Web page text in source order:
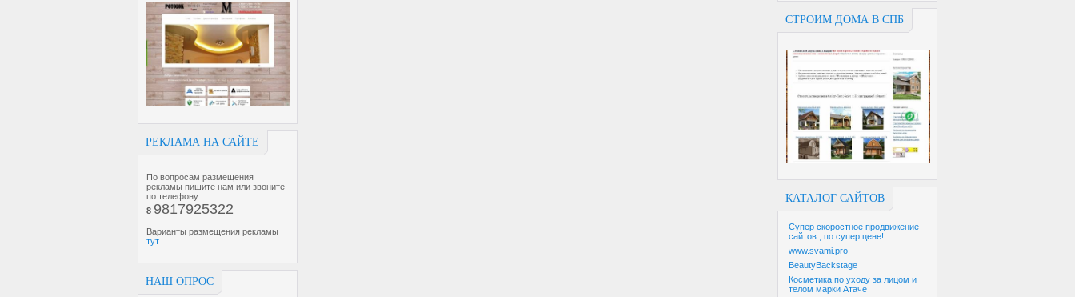
РЕКЛАМА НА САЙТЕ
По вопросам размещения
рекламы пишите нам или звоните
по телефону:
8 9817925322
Варианты размещения рекламы
тут
НАШ ОПРОС
СТРОИМ ДОМА В СПБ
КАТАЛОГ САЙТОВ
Супер скоростное продвижение
сайтов , по супер цене!
www.svami.pro
BeautyBackstage
Косметика по уходу за лицом и
телом марки Атаче